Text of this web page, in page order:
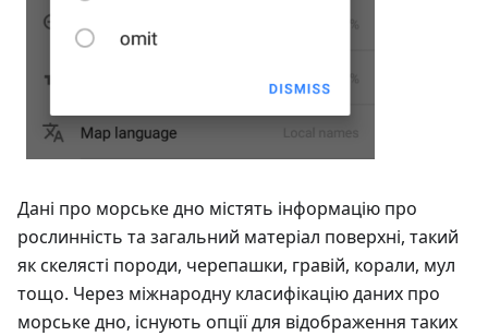
Дані про морське дно містять інформацію про
рослинність та загальний матеріал поверхні, такий
як скелясті породи, черепашки, гравій, корали, мул
тощо. Через міжнародну класифікацію даних про
морське дно, існують опції для відображення таких